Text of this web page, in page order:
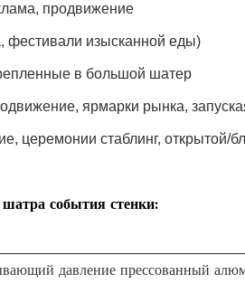
продвижение
фестивали изысканной еды)
в большой шатер
ярмарки рынка,
церемонии стаблинг, открытой/
события стенки:
давление прессованный